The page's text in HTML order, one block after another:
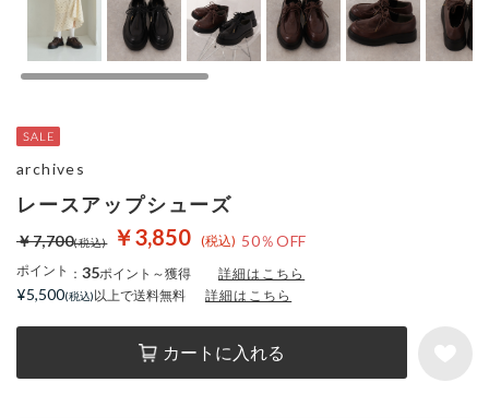
レースアップシューズ
￥3,850 50％OFF
￥7,700
ポイント ： 35ポイント～獲得 詳細はこちら
カートに入れる
archives
¥5,500 以上で送料無料 詳細はこちら